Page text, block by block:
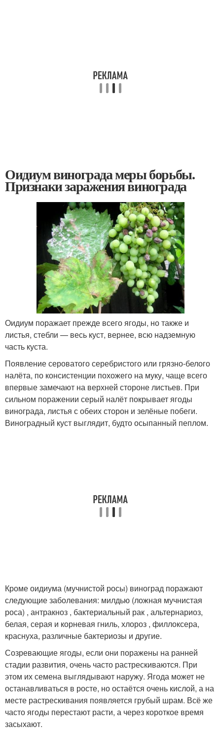
Оидиум винограда меры борьбы.
Признаки заражения винограда
Оидиум поражает прежде всего ягоды, но также и
листья, стебли — весь куст, вернее, всю надземную
часть куста.
Появление сероватого серебристого или грязно-белого
налёта, по консистенции похожего на муку, чаще всего
впервые замечают на верхней стороне листьев. При
сильном поражении серый налёт покрывает ягоды
винограда, листья с обеих сторон и зелёные побеги.
Виноградный куст выглядит, будто осыпанный пеплом.
Кроме оидиума (мучнистой росы) виноград поражают
следующие заболевания: милдью (ложная мучнистая
роса) , антракноз , бактериальный рак , альтернариоз,
белая, серая и корневая гниль, хлороз , филлоксера,
краснуха, различные бактериозы и другие.
Созревающие ягоды, если они поражены на ранней
стадии развития, очень часто растрескиваются. При
этом их семена выглядывают наружу. Ягода может не
останавливаться в росте, но остаётся очень кислой, а на
месте растрескивания появляется грубый шрам. Всё же
часто ягоды перестают расти, а через короткое время
засыхают.